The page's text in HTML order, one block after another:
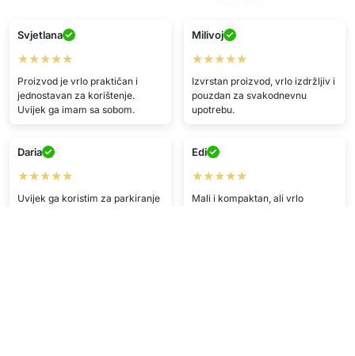
Svjetlana
★★★★★
Proizvod je vrlo praktičan i
jednostavan za korištenje.
Uvijek ga imam sa sobom.
Milivoj
★★★★★
Izvrstan proizvod, vrlo izdržljiv i
pouzdan za svakodnevnu
upotrebu.
Daria
★★★★★
Uvijek ga koristim za parkiranje
Edi
★★★★★
Mali i kompaktan, ali vrlo